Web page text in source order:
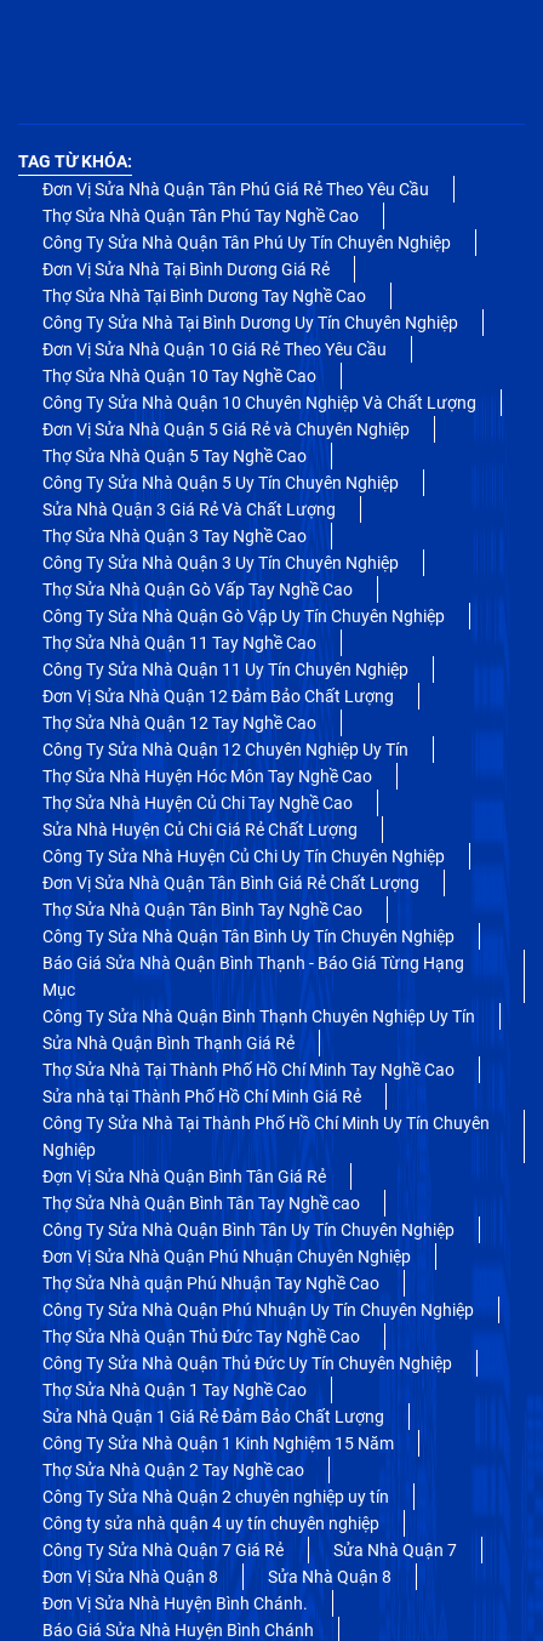
TAG TỪ KHÓA:
Đơn Vị Sửa Nhà Quận Tân Phú Giá Rẻ Theo Yêu Cầu
Thợ Sửa Nhà Quận Tân Phú Tay Nghề Cao
Công Ty Sửa Nhà Quận Tân Phú Uy Tín Chuyên Nghiệp
Đơn Vị Sửa Nhà Tại Bình Dương Giá Rẻ
Thợ Sửa Nhà Tại Bình Dương Tay Nghề Cao
Công Ty Sửa Nhà Tại Bình Dương Uy Tín Chuyên Nghiệp
Đơn Vị Sửa Nhà Quận 10 Giá Rẻ Theo Yêu Cầu
Thợ Sửa Nhà Quận 10 Tay Nghề Cao
Công Ty Sửa Nhà Quận 10 Chuyên Nghiệp Và Chất Lượng
Đơn Vị Sửa Nhà Quận 5 Giá Rẻ và Chuyên Nghiệp
Thợ Sửa Nhà Quận 5 Tay Nghề Cao
Công Ty Sửa Nhà Quận 5 Uy Tín Chuyên Nghiệp
Sửa Nhà Quận 3 Giá Rẻ Và Chất Lượng
Thợ Sửa Nhà Quận 3 Tay Nghề Cao
Công Ty Sửa Nhà Quận 3 Uy Tín Chuyên Nghiệp
Thợ Sửa Nhà Quận Gò Vấp Tay Nghề Cao
Công Ty Sửa Nhà Quận Gò Vập Uy Tín Chuyên Nghiệp
Thợ Sửa Nhà Quận 11 Tay Nghề Cao
Công Ty Sửa Nhà Quận 11 Uy Tín Chuyên Nghiệp
Đơn Vị Sửa Nhà Quận 12 Đảm Bảo Chất Lượng
Thợ Sửa Nhà Quận 12 Tay Nghề Cao
Công Ty Sửa Nhà Quận 12 Chuyên Nghiệp Uy Tín
Thợ Sửa Nhà Huyện Hóc Môn Tay Nghề Cao
Thợ Sửa Nhà Huyện Củ Chi Tay Nghề Cao
Sửa Nhà Huyện Củ Chi Giá Rẻ Chất Lượng
Công Ty Sửa Nhà Huyện Củ Chi Uy Tín Chuyên Nghiệp
Đơn Vị Sửa Nhà Quận Tân Bình Giá Rẻ Chất Lượng
Thợ Sửa Nhà Quận Tân Bình Tay Nghề Cao
Công Ty Sửa Nhà Quận Tân Bình Uy Tín Chuyên Nghiệp
Báo Giá Sửa Nhà Quận Bình Thạnh - Báo Giá Từng Hạng
Mục
Công Ty Sửa Nhà Quận Bình Thạnh Chuyên Nghiệp Uy Tín
Sửa Nhà Quận Bình Thạnh Giá Rẻ
Thợ Sửa Nhà Tại Thành Phố Hồ Chí Minh Tay Nghề Cao
Sửa nhà tại Thành Phố Hồ Chí Minh Giá Rẻ
Công Ty Sửa Nhà Tại Thành Phố Hồ Chí Minh Uy Tín Chuyên
Nghiệp
Đợn Vị Sửa Nhà Quận Bình Tân Giá Rẻ
Thợ Sửa Nhà Quận Bình Tân Tay Nghề cao
Công Ty Sửa Nhà Quận Bình Tân Uy Tín Chuyên Nghiệp
Đơn Vị Sửa Nhà Quận Phú Nhuận Chuyên Nghiệp
Thợ Sửa Nhà quận Phú Nhuận Tay Nghề Cao
Công Ty Sửa Nhà Quận Phú Nhuận Uy Tín Chuyên Nghiệp
Thợ Sửa Nhà Quận Thủ Đức Tay Nghề Cao
Công Ty Sửa Nhà Quận Thủ Đức Uy Tín Chuyên Nghiệp
Thợ Sửa Nhà Quận 1 Tay Nghề Cao
Sửa Nhà Quận 1 Giá Rẻ Đảm Bảo Chất Lượng
Công Ty Sửa Nhà Quận 1 Kinh Nghiệm 15 Năm
Thợ Sửa Nhà Quận 2 Tay Nghề cao
Công Ty Sửa Nhà Quận 2 chuyên nghiệp uy tín
Công ty sửa nhà quận 4 uy tín chuyên nghiệp
Công Ty Sửa Nhà Quận 7 Giá Rẻ
Sửa Nhà Quận 7
Đơn Vị Sửa Nhà Quận 8
Sửa Nhà Quận 8
Đơn Vị Sửa Nhà Huyện Bình Chánh.
Báo Giá Sửa Nhà Huyện Bình Chánh